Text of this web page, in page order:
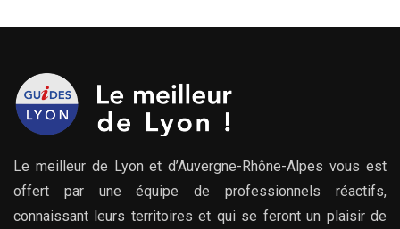
à
Le meilleur de Lyon et d’Auvergne-Rhône-Alpes vous est
offert par une équipe de professionnels réactifs,
connaissant leurs territoires et qui se feront un plaisir de